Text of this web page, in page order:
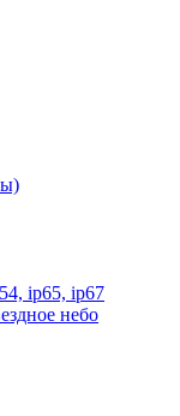
ip65, ip67
небо